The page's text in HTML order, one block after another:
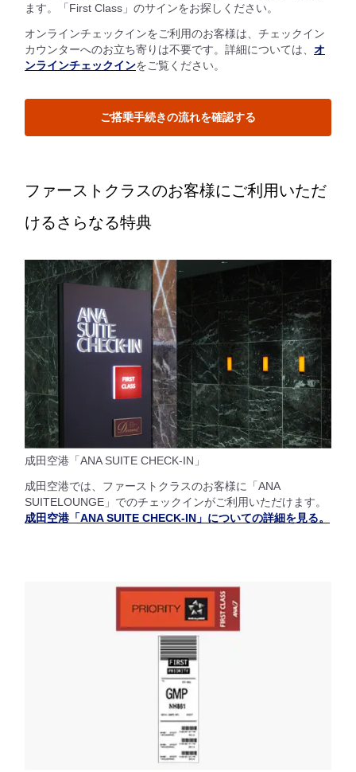
ます。「First Class」のサインをお探しください。
オンラインチェックインをご利用のお客様は、チェックイン
カウンターへのお立ち寄りは不要です。詳細については、 オ
ンラインチェックインをご覧ください。
ご搭乗手続きの流れを確認する
ファーストクラスのお客様にご利用いただ
けるさらなる特典
成田空港「ANA SUITE CHECK-IN」
成田空港では、ファーストクラスのお客様に「ANA
SUITELOUNGE」でのチェックインがご利用いただけます。
成田空港「ANA SUITE CHECK-IN」についての詳細を見る。